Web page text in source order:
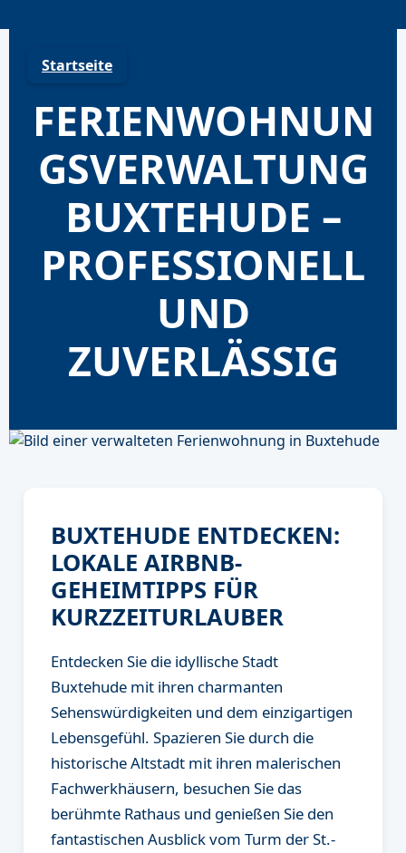
to
Startseite
FERIENWOHNUN
GSVERWALTUNG
BUXTEHUDE –
PROFESSIONELL
UND
ZUVERLÄSSIG
BUXTEHUDE ENTDECKEN:
LOKALE AIRBNB-
GEHEIMTIPPS FÜR
KURZZEITURLAUBER
Entdecken Sie die idyllische Stadt
Buxtehude mit ihren charmanten
Sehenswürdigkeiten und dem einzigartigen
Lebensgefühl. Spazieren Sie durch die
historische Altstadt mit ihren malerischen
Fachwerkhäusern, besuchen Sie das
berühmte Rathaus und genießen Sie den
fantastischen Ausblick vom Turm der St.-